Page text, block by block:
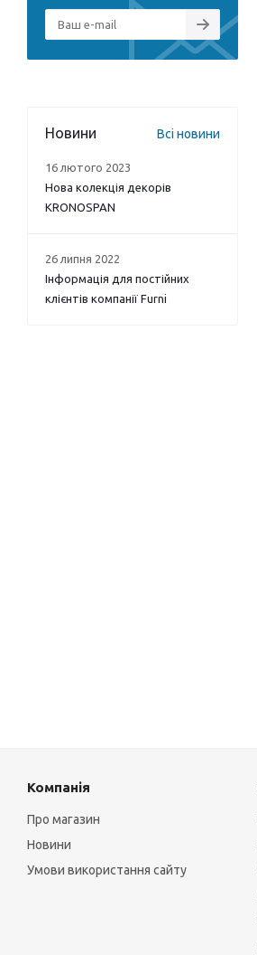
Новини Всі новини
16 лютого 2023
Нова колекція декорів
KRONOSPAN
26 липня 2022
Інформація для постійних
клієнтів компанії Furni
Компанія
Про магазин
Новини
Умови використання сайту